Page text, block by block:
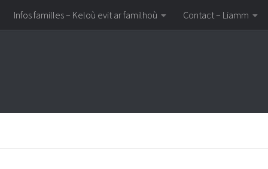
Infos familles – Keloù evit ar familhoù Contact – Liamm